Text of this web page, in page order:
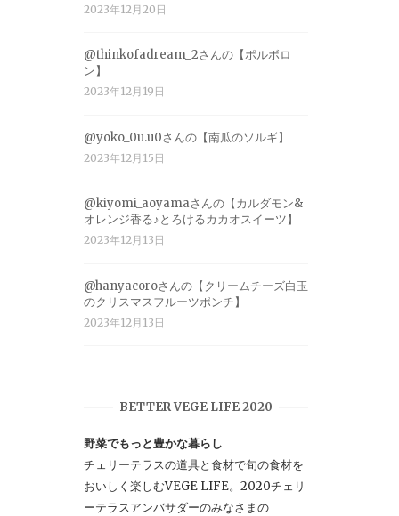
2023年12月20日
@thinkofadream_2さんの【ポルボロ
ン】
2023年12月19日
@yoko_0u.u0さんの【南瓜のソルギ】
2023年12月15日
@kiyomi_aoyamaさんの【カルダモン&
オレンジ香る♪とろけるカカオスイーツ】
2023年12月13日
@hanyacoroさんの【クリームチーズ白玉
のクリスマスフルーツポンチ】
2023年12月13日
BETTER VEGE LIFE 2020
野菜でもっと豊かな暮らし
チェリーテラスの道具と食材で旬の食材を
おいしく楽しむVEGE LIFE。2020チェリ
ーテラスアンバサダーのみなさまの